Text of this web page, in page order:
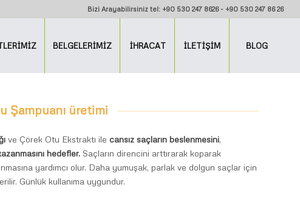
Bizi Arayabilirsiniz tel: +90 530 247 8626 - +90 530 247 86 26
BELGELERİMİZ İHRACAT İLETİŞİM BLOG
Şampuanı üretimi
ve Çörek Otu Ekstraktı ile cansız saçların beslenmesini,
hedefler. Saçların direncini arttırarak koparak
yardımcı olur. Daha yumuşak, parlak ve dolgun saçlar için
Günlük kullanıma uygundur.